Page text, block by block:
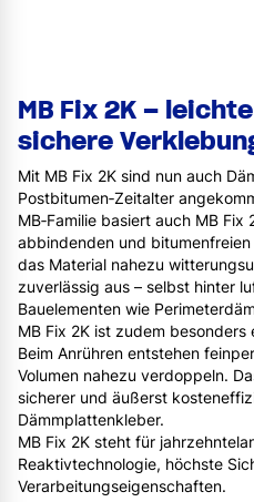
MB Fix 2K –
sichere
Mit MB Fix 2K sind nun auch
Postbitumen‑Zeitalter
MB‑Familie basiert auch MB
abbindenden und
das Material nahezu
zuverlässig aus – selbst hinter
Bauelementen wie
MB Fix 2K ist zudem
Beim Anrühren entstehen
Volumen nahezu verdoppeln.
sicherer und äußerst
Dämmplattenkleber.
MB Fix 2K steht für
Reaktivtechnologie, höchste
Verarbeitungseigenschaften.